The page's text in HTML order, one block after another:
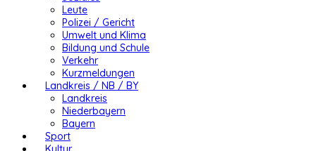
Leute
Polizei / Gericht
Umwelt und Klima
Bildung und Schule
Verkehr
Kurzmeldungen
Landkreis / NB / BY
Landkreis
Niederbayern
Bayern
Sport